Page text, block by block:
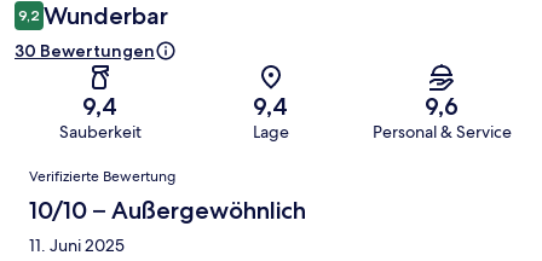
9,2 Wunderbar
30 Bewertungen
9,4
Sauberkeit
9,4
Lage
9,6
Personal & Service
Bewertungen
Verifizierte Bewertung
10/10 – Außergewöhnlich
11. Juni 2025